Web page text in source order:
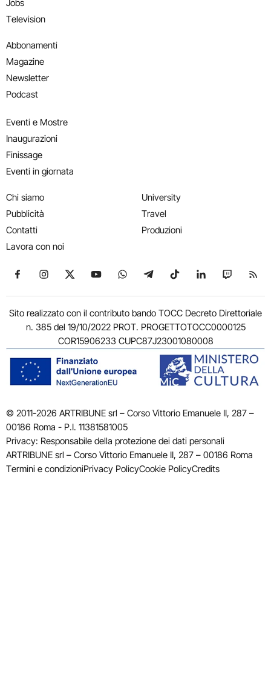
Jobs
Television
Abbonamenti
Magazine
Newsletter
Podcast
Eventi e Mostre
Inaugurazioni
Finissage
Eventi in giornata
Chi siamo
Pubblicità
Contatti
Lavora con noi
University
Travel
Produzioni
Seguici su Facebook
Seguici su Instagram
Seguici su X
Seguici su YouTube
Seguici su WhatsApp
Seguici su Telegram
Seguici su TikTok
Seguici su
Seguici
Sito realizzato con il contributo bando TOCC Decreto Direttoriale
n. 385 del 19/10/2022 PROT. PROGETTOTOCC0000125
COR15906233 CUPC87J23001080008
© 2011-2026 ARTRIBUNE srl – Corso Vittorio Emanuele II, 287 –
00186 Roma - P.I. 11381581005
Privacy: Responsabile della protezione dei dati personali
ARTRIBUNE srl – Corso Vittorio Emanuele II, 287 – 00186 Roma
Termini e condizioniPrivacy PolicyCookie PolicyCredits